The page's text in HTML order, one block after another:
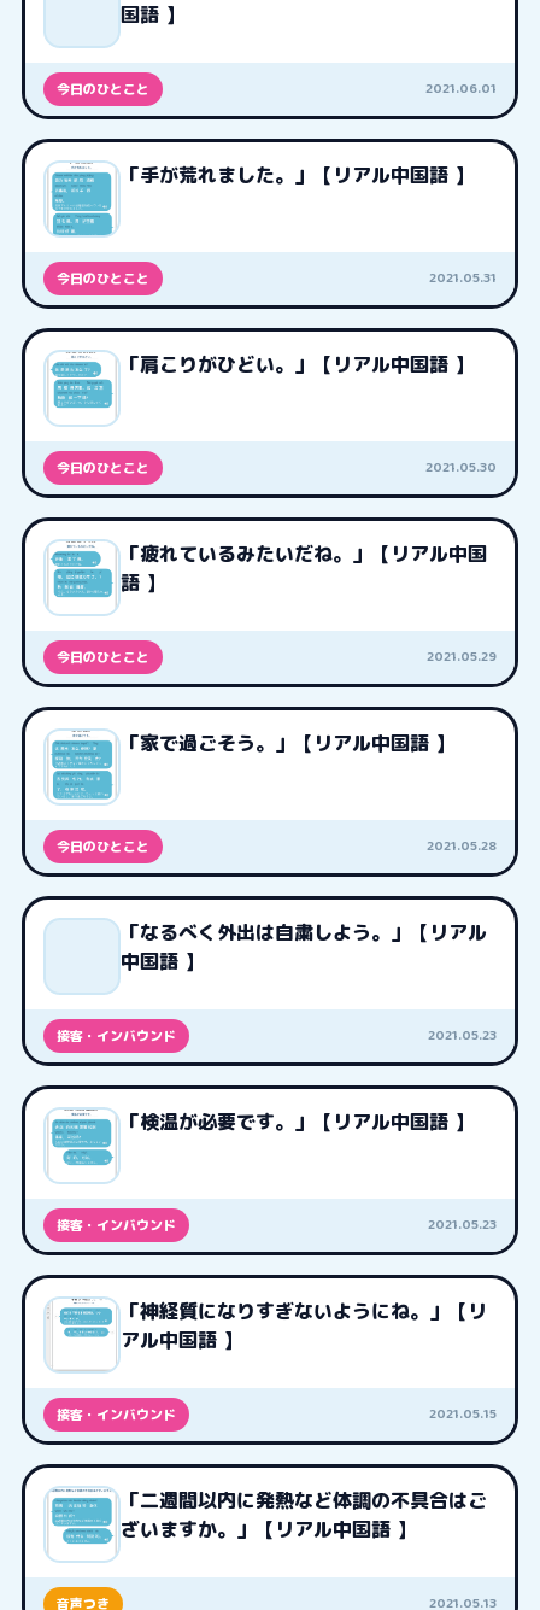
国語 】
今日のひとこと 2021.06.01
「手が荒れました。」【リアル中国語 】
今日のひとこと 2021.05.31
「肩こりがひどい。」【リアル中国語 】
今日のひとこと 2021.05.30
「疲れているみたいだね。」【リアル中国
語 】
今日のひとこと 2021.05.29
「家で過ごそう。」【リアル中国語 】
今日のひとこと 2021.05.28
「なるべく外出は自粛しよう。」【リアル
中国語 】
接客・インバウンド 2021.05.23
「検温が必要です。」【リアル中国語 】
接客・インバウンド 2021.05.23
「神経質になりすぎないようにね。」【リ
アル中国語 】
接客・インバウンド 2021.05.15
「二週間以内に発熱など体調の不具合はご
ざいますか。」【リアル中国語 】
音声つき 2021.05.13